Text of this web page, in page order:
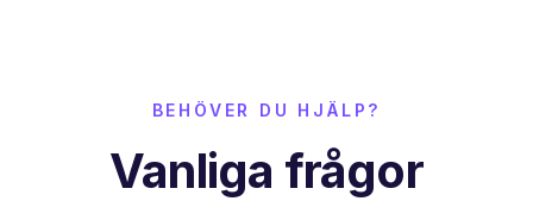
BEHÖVER DU HJÄLP?
Vanliga frågor